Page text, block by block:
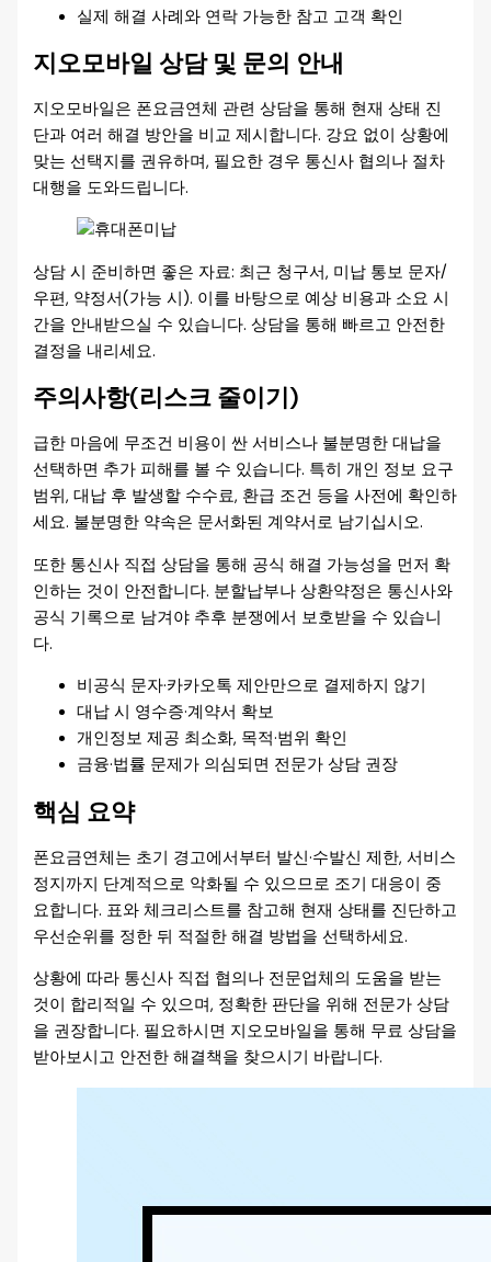
실제 해결 사례와 연락 가능한 참고 고객 확인
지오모바일 상담 및 문의 안내
지오모바일은 폰요금연체 관련 상담을 통해 현재 상태 진
단과 여러 해결 방안을 비교 제시합니다. 강요 없이 상황에
맞는 선택지를 권유하며, 필요한 경우 통신사 협의나 절차
대행을 도와드립니다.
상담 시 준비하면 좋은 자료: 최근 청구서, 미납 통보 문자/
우편, 약정서(가능 시). 이를 바탕으로 예상 비용과 소요 시
간을 안내받으실 수 있습니다. 상담을 통해 빠르고 안전한
결정을 내리세요.
주의사항(리스크 줄이기)
급한 마음에 무조건 비용이 싼 서비스나 불분명한 대납을
선택하면 추가 피해를 볼 수 있습니다. 특히 개인 정보 요구
범위, 대납 후 발생할 수수료, 환급 조건 등을 사전에 확인하
세요. 불분명한 약속은 문서화된 계약서로 남기십시오.
또한 통신사 직접 상담을 통해 공식 해결 가능성을 먼저 확
인하는 것이 안전합니다. 분할납부나 상환약정은 통신사와
공식 기록으로 남겨야 추후 분쟁에서 보호받을 수 있습니
다.
비공식 문자·카카오톡 제안만으로 결제하지 않기
대납 시 영수증·계약서 확보
개인정보 제공 최소화, 목적·범위 확인
금융·법률 문제가 의심되면 전문가 상담 권장
핵심 요약
폰요금연체는 초기 경고에서부터 발신·수발신 제한, 서비스
정지까지 단계적으로 악화될 수 있으므로 조기 대응이 중
요합니다. 표와 체크리스트를 참고해 현재 상태를 진단하고
우선순위를 정한 뒤 적절한 해결 방법을 선택하세요.
상황에 따라 통신사 직접 협의나 전문업체의 도움을 받는
것이 합리적일 수 있으며, 정확한 판단을 위해 전문가 상담
을 권장합니다. 필요하시면 지오모바일을 통해 무료 상담을
받아보시고 안전한 해결책을 찾으시기 바랍니다.